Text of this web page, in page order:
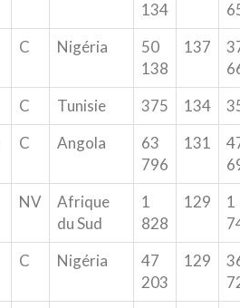
134
C Nigéria
50
138
137
C Tunisie 375 134
C Angola
63
796
131
NV
Afrique
du Sud
1
828
129
1
C Nigéria
47
203
129